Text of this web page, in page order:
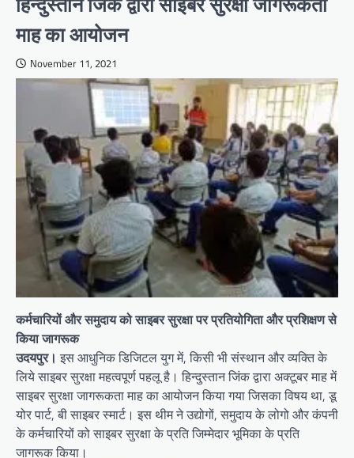
माह का आयोजन
November 11, 2021
कर्मचारियों और समुदाय को साइबर सुरक्षा पर प्रतियोगिता और प्रशिक्षण से
किया जागरूक
उदयपुर। इस आधुनिक डिजिटल युग में, किसी भी संस्थान और व्यक्ति के
लिये साइबर सुरक्षा महत्वपूर्ण पहलू है। हिन्दुस्तान जिंक द्वारा अक्टूबर माह में
साइबर सुरक्षा जागरूकता माह का आयोजन किया गया जिसका विषय था, डू
योर पार्ट, बी साइबर स्मार्ट। इस थीम ने उद्योगों, समुदाय के लोगो और कंपनी
के कर्मचारियों को साइबर सुरक्षा के प्रति जिम्मेदार भूमिका के प्रति
जागरूक किया।